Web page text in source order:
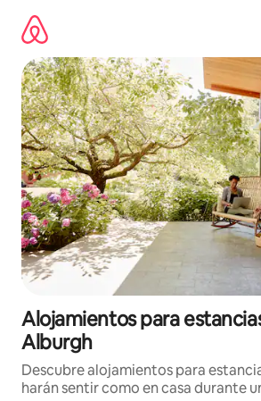
contenido
Alojamientos para
Alburgh
Descubre alojamientos para
harán sentir como en casa durante